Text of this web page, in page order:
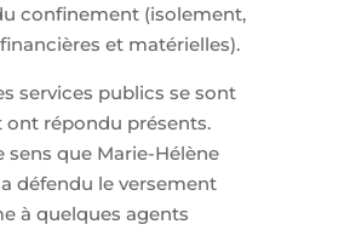
confinement (isolement,
et matérielles).
services publics se sont
ont répondu présents.
sens que Marie-Hélène
défendu le versement
à quelques agents